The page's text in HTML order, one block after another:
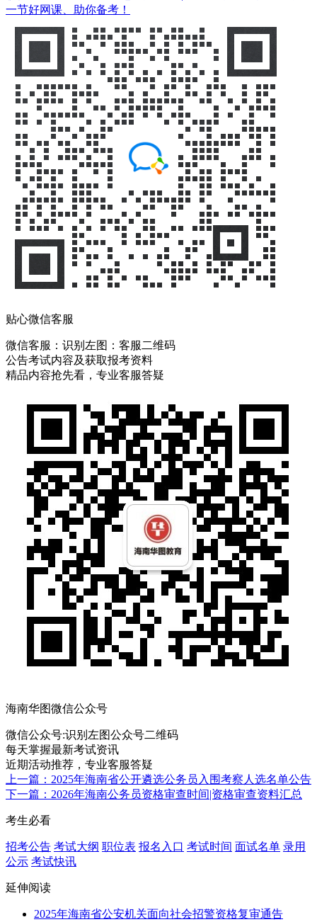
一节好网课、助你备考！
贴心微信客服
微信客服： 识别左图：客服二维码
公告考试内容及获取报考资料
精品内容抢先看，专业客服答疑
海南华图微信公众号
微信公众号:识别左图公众号二维码
每天掌握最新考试资讯
近期活动推荐，专业客服答疑
上一篇：2025年海南省公开遴选公务员入围考察人选名单公告
下一篇：2026年海南公务员资格审查时间|资格审查资料汇总
考生必看
招考公告 考试大纲 职位表 报名入口 考试时间 面试名单 录用
公示 考试快讯
延伸阅读
2025年海南省公安机关面向社会招警资格复审通告